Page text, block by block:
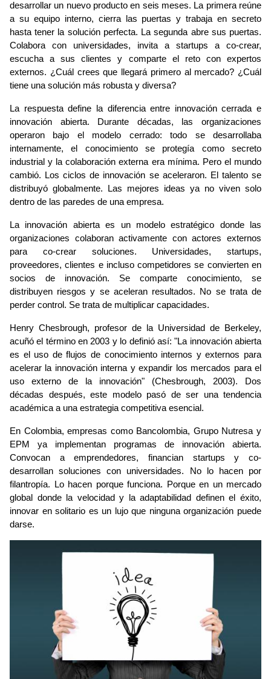
desarrollar un nuevo producto en seis meses. La primera reúne
a su equipo interno, cierra las puertas y trabaja en secreto
hasta tener la solución perfecta. La segunda abre sus puertas.
Colabora con universidades, invita a startups a co-crear,
escucha a sus clientes y comparte el reto con expertos
externos. ¿Cuál crees que llegará primero al mercado? ¿Cuál
tiene una solución más robusta y diversa?
La respuesta define la diferencia entre innovación cerrada e
innovación abierta. Durante décadas, las organizaciones
operaron bajo el modelo cerrado: todo se desarrollaba
internamente, el conocimiento se protegía como secreto
industrial y la colaboración externa era mínima. Pero el mundo
cambió. Los ciclos de innovación se aceleraron. El talento se
distribuyó globalmente. Las mejores ideas ya no viven solo
dentro de las paredes de una empresa.
La innovación abierta es un modelo estratégico donde las
organizaciones colaboran activamente con actores externos
para co-crear soluciones. Universidades, startups,
proveedores, clientes e incluso competidores se convierten en
socios de innovación. Se comparte conocimiento, se
distribuyen riesgos y se aceleran resultados. No se trata de
perder control. Se trata de multiplicar capacidades.
Henry Chesbrough, profesor de la Universidad de Berkeley,
acuñó el término en 2003 y lo definió así: "La innovación abierta
es el uso de flujos de conocimiento internos y externos para
acelerar la innovación interna y expandir los mercados para el
uso externo de la innovación" (Chesbrough, 2003). Dos
décadas después, este modelo pasó de ser una tendencia
académica a una estrategia competitiva esencial.
En Colombia, empresas como Bancolombia, Grupo Nutresa y
EPM ya implementan programas de innovación abierta.
Convocan a emprendedores, financian startups y co-
desarrollan soluciones con universidades. No lo hacen por
filantropía. Lo hacen porque funciona. Porque en un mercado
global donde la velocidad y la adaptabilidad definen el éxito,
innovar en solitario es un lujo que ninguna organización puede
darse.